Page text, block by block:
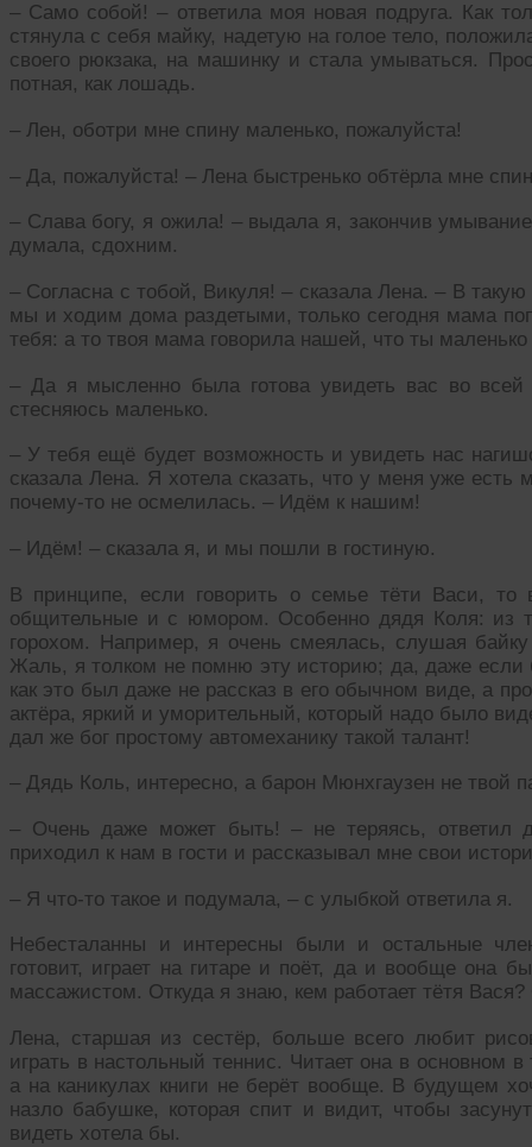
– Само собой! – ответила моя новая подруга. Как
стянула с себя майку, надетую на голое тело,
своего рюкзака, на машинку и стала умываться.
потная, как лошадь.
– Лен, оботри мне спину маленько, пожалуйста!
– Да, пожалуйста! – Лена быстренько обтёрла мне
– Слава богу, я ожила! – выдала я, закончив
думала, сдохним.
– Согласна с тобой, Викуля! – сказала Лена. – В
мы и ходим дома раздетыми, только сегодня мама
тебя: а то твоя мама говорила нашей, что ты
– Да я мысленно была готова увидеть вас во
стесняюсь маленько.
– У тебя ещё будет возможность и увидеть нас
сказала Лена. Я хотела сказать, что у меня уже есть
почему-то не осмелилась. – Идём к нашим!
– Идём! – сказала я, и мы пошли в гостиную.
В принципе, если говорить о семье тёти Васи,
общительные и с юмором. Особенно дядя Коля: из
горохом. Например, я очень смеялась, слушая
Жаль, я толком не помню эту историю; да, даже если
как это был даже не рассказ в его обычном виде, а
актёра, яркий и уморительный, который надо было
дал же бог простому автомеханику такой талант!
– Дядь Коль, интересно, а барон Мюнхгаузен не твой
– Очень даже может быть! – не теряясь, ответил
приходил к нам в гости и рассказывал мне свои
– Я что-то такое и подумала, – с улыбкой ответила я.
Небесталанны и интересны были и остальные
готовит, играет на гитаре и поёт, да и вообще она
массажистом. Откуда я знаю, кем работает тётя
Лена, старшая из сестёр, больше всего любит
играть в настольный теннис. Читает она в основном
а на каникулах книги не берёт вообще. В будущем
назло бабушке, которая спит и видит, чтобы
видеть хотела бы.